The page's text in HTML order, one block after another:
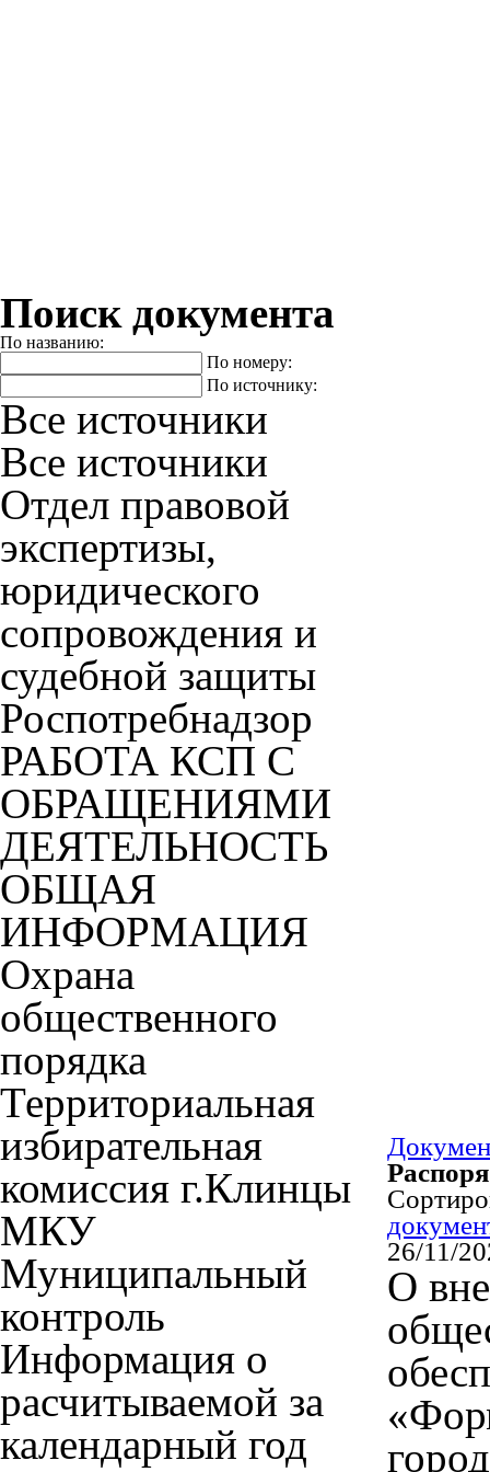
Поиск документа
По названию:
По номеру:
По источнику:
Все источники
Все источники
Отдел правовой
экспертизы,
юридического
сопровождения и
судебной защиты
Роспотребнадзор
РАБОТА КСП С
ОБРАЩЕНИЯМИ
ДЕЯТЕЛЬНОСТЬ
ОБЩАЯ
ИНФОРМАЦИЯ
Охрана
общественного
порядка
Территориальная
избирательная
комиссия г.Клинцы
МКУ
Муниципальный
контроль
Информация о
расчитываемой за
календарный год
26/11/
О